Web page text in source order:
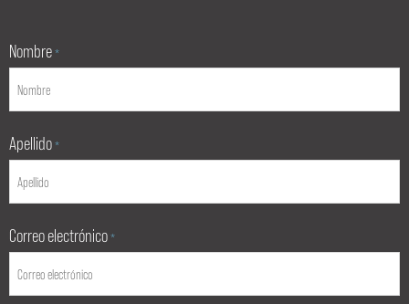
Nombre *
Apellido *
Correo electrónico *